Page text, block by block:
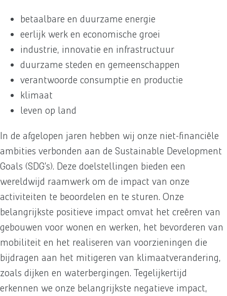
betaalbare en duurzame energie
eerlijk werk en economische groei
industrie, innovatie en infrastructuur
duurzame steden en gemeenschappen
verantwoorde consumptie en productie
klimaat
leven op land
In de afgelopen jaren hebben wij onze niet-financiële
ambities verbonden aan de Sustainable Development
Goals (SDG’s). Deze doelstellingen bieden een
wereldwijd raamwerk om de impact van onze
activiteiten te beoordelen en te sturen. Onze
belangrijkste positieve impact omvat het creëren van
gebouwen voor wonen en werken, het bevorderen van
mobiliteit en het realiseren van voorzieningen die
bijdragen aan het mitigeren van klimaatverandering,
zoals dijken en waterbergingen. Tegelijkertijd
erkennen we onze belangrijkste negatieve impact,